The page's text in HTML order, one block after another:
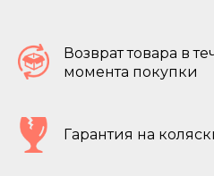
Возврат товара в
момента покупки
Гарантия на